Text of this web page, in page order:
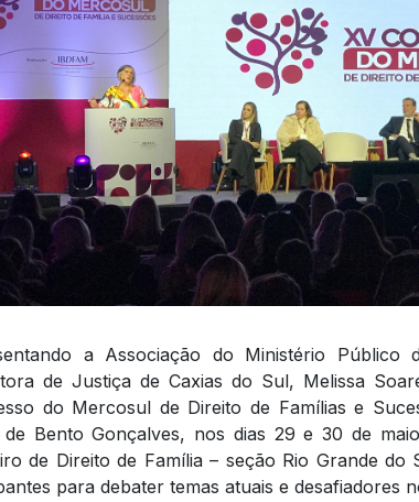
a Associação do Ministério
de Justiça de Caxias do Sul, Melissa
do Mercosul de Direito de Famílias e
de Bento Gonçalves, nos dias 29 e 30 de
de Direito de Família – seção Rio Grande
para debater temas atuais e desafiadores